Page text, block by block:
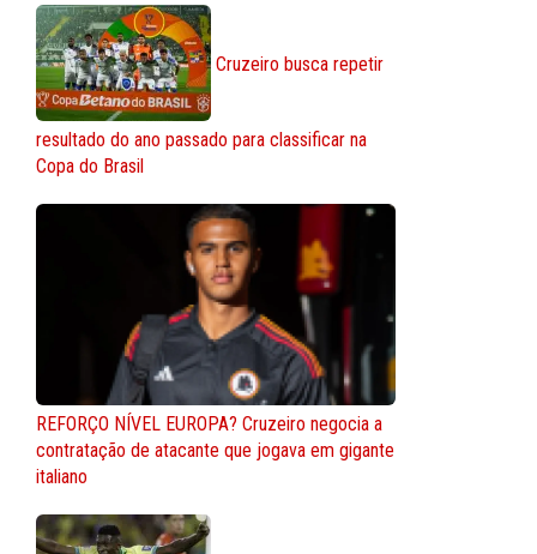
Cruzeiro busca repetir
resultado do ano passado para classificar na
Copa do Brasil
REFORÇO NÍVEL EUROPA? Cruzeiro negocia a
contratação de atacante que jogava em gigante
italiano